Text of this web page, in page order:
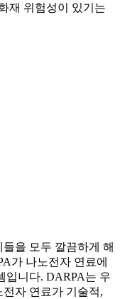
재 위험성이 있기는
을 모두 깔끔하게 해
가 나노전자 연료에
입니다. DARPA는 우
자 연료가 기술적,